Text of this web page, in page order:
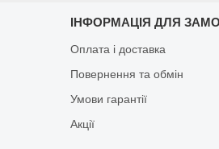
ІНФОРМАЦІЯ ДЛЯ
Оплата і доставка
Повернення та обмін
Умови гарантії
Акції